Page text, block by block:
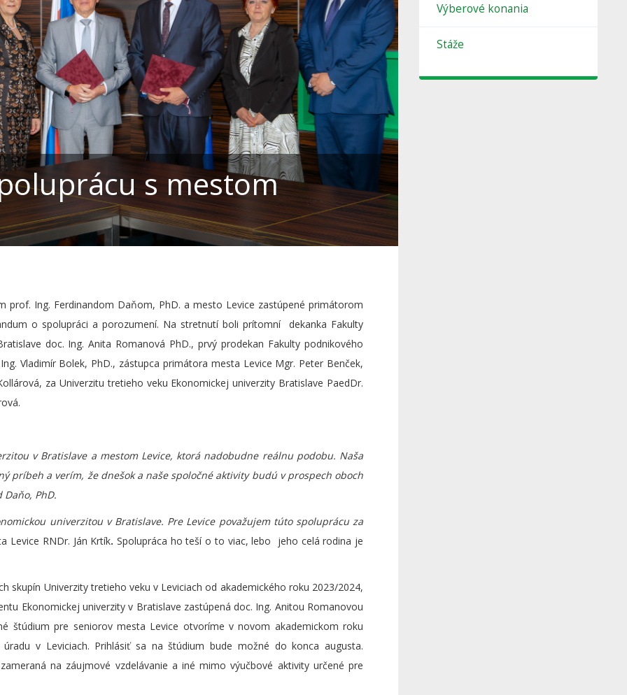
s mestom
prof. Ing. Ferdinandom Daňom, PhD. a mesto Levice zastúpené primátorom
o spolupráci a porozumení. Na stretnutí boli prítomní dekanka Fakulty
doc. Ing. Anita Romanová PhD., prvý prodekan Fakulty podnikového
Vladimír Bolek, PhD., zástupca primátora mesta Levice Mgr. Peter Benček,
za Univerzitu tretieho veku Ekonomickej univerzity Bratislave PaedDr.
v Bratislave a mestom Levice, ktorá nadobudne reálnu podobu. Naša
príbeh a verím, že dnešok a naše spoločné aktivity budú v prospech oboch
PhD.
univerzitou v Bratislave. Pre Levice považujem túto spoluprácu za
Levice RNDr. Ján Krtík. Spolupráca ho teší o to viac, lebo jeho celá rodina je
Univerzity tretieho veku v Leviciach od akademického roku 2023/2024,
Ekonomickej univerzity v Bratislave zastúpená doc. Ing. Anitou Romanovou
štúdium pre seniorov mesta Levice otvoríme v novom akademickom roku
v Leviciach. Prihlásiť sa na štúdium bude možné do konca augusta.
na záujmové vzdelávanie a iné mimo výučbové aktivity určené pre
Výberové konania
Stáže